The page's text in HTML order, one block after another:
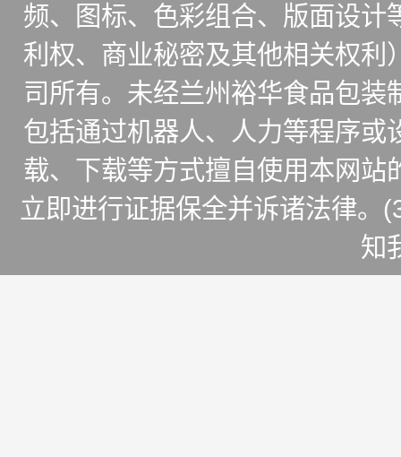
频、图标、色彩组合、版面设
利权、商业秘密及其他相关权
司所有。未经兰州裕华食品包
包括通过机器人、人力等程序
载、下载等方式擅自使用本网
立即进行证据保全并诉诸法律。
知